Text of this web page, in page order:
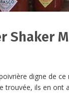
Shaker
poivrière digne de
trouvée, ils en